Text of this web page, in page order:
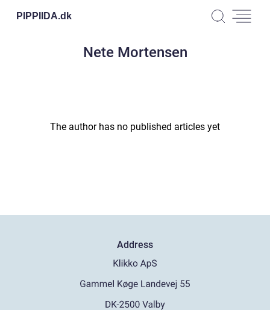
PIPPIIDA.dk
Nete Mortensen
The author has no published articles yet
Address